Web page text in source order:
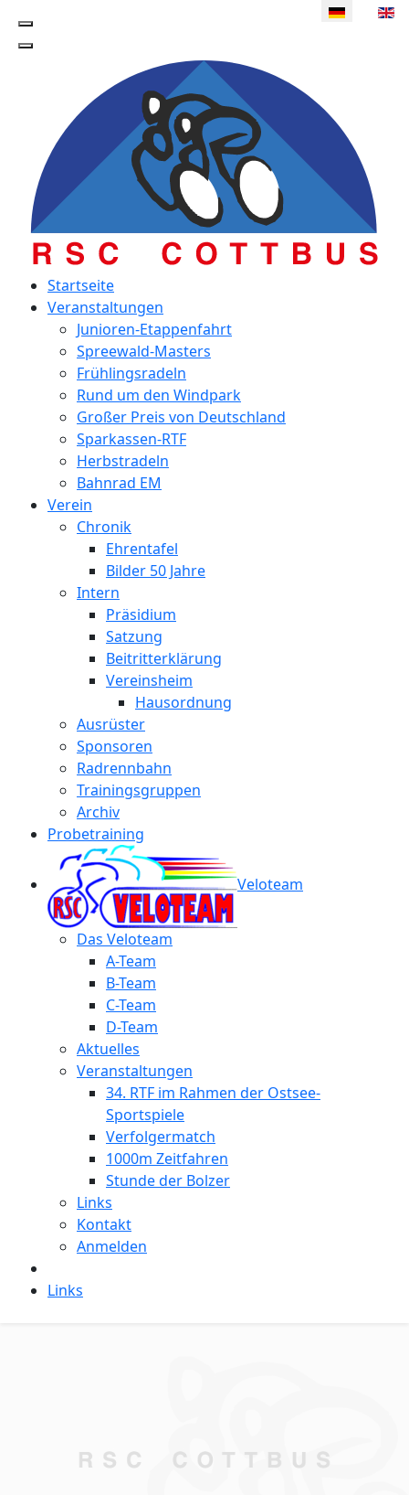
Sprache
Startseite
Veranstaltungen
Junioren-Etappenfahrt
Spreewald-Masters
Frühlingsradeln
Rund um den Windpark
Großer Preis von Deutschland
Sparkassen-RTF
Herbstradeln
Bahnrad EM
Verein
Chronik
Ehrentafel
Bilder 50 Jahre
Intern
Präsidium
Satzung
Beitritterklärung
Vereinsheim
Hausordnung
Ausrüster
Sponsoren
Radrennbahn
Trainingsgruppen
Archiv
Probetraining
Veloteam
Das Veloteam
A-Team
B-Team
C-Team
D-Team
Aktuelles
Veranstaltungen
34. RTF im Rahmen der Ostsee-
Sportspiele
Verfolgermatch
1000m Zeitfahren
Stunde der Bolzer
Links
Kontakt
Anmelden
Links